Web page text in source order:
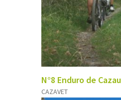
N°8 Enduro de
CAZAVET